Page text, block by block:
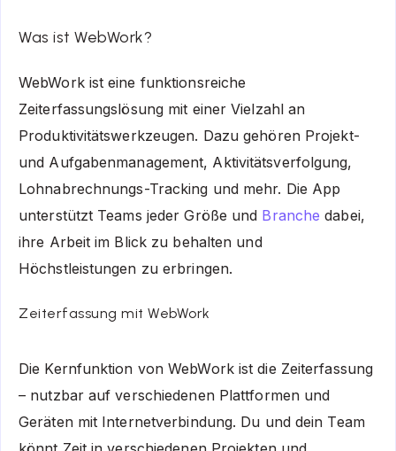
Was ist WebWork?
WebWork ist eine funktionsreiche
Zeiterfassungslösung mit einer Vielzahl an
Produktivitätswerkzeugen. Dazu gehören Projekt-
und Aufgabenmanagement, Aktivitätsverfolgung,
Lohnabrechnungs-Tracking und mehr. Die App
unterstützt Teams jeder Größe und Branche dabei,
ihre Arbeit im Blick zu behalten und
Höchstleistungen zu erbringen.
Zeiterfassung mit WebWork
Die Kernfunktion von WebWork ist die Zeiterfassung
– nutzbar auf verschiedenen Plattformen und
Geräten mit Internetverbindung. Du und dein Team